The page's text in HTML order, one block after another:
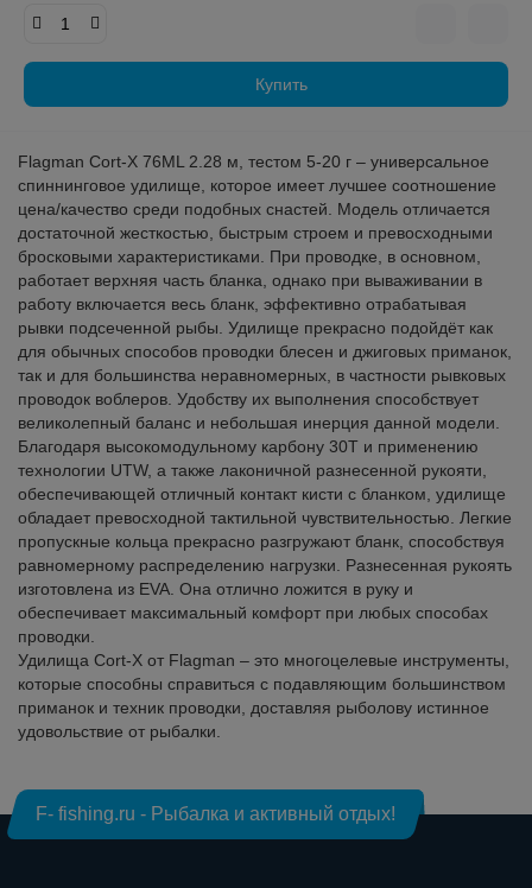
Купить
Flagman Cort-X 76ML 2.28 м, тестом 5-20 г – универсальное
спиннинговое удилище, которое имеет лучшее соотношение
цена/качество среди подобных снастей. Модель отличается
достаточной жесткостью, быстрым строем и превосходными
бросковыми характеристиками. При проводке, в основном,
работает верхняя часть бланка, однако при вываживании в
работу включается весь бланк, эффективно отрабатывая
рывки подсеченной рыбы. Удилище прекрасно подойдёт как
для обычных способов проводки блесен и джиговых приманок,
так и для большинства неравномерных, в частности рывковых
проводок воблеров. Удобству их выполнения способствует
великолепный баланс и небольшая инерция данной модели.
Благодаря высокомодульному карбону 30Т и применению
технологии UTW, а также лаконичной разнесенной рукояти,
обеспечивающей отличный контакт кисти с бланком, удилище
обладает превосходной тактильной чувствительностью. Легкие
пропускные кольца прекрасно разгружают бланк, способствуя
равномерному распределению нагрузки. Разнесенная рукоять
изготовлена из EVA. Она отлично ложится в руку и
обеспечивает максимальный комфорт при любых способах
проводки.
Удилища Cort-X от Flagman – это многоцелевые инструменты,
которые способны справиться с подавляющим большинством
приманок и техник проводки, доставляя рыболову истинное
удовольствие от рыбалки.
F- fishing.ru - Рыбалка и активный отдых!